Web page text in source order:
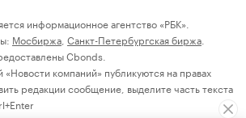
информационное агентство «РБК».
Мосбиржа Санкт-Петербургская биржа
Cbonds.
компаний» публикуются на правах
редакции сообщение, выделите часть текста